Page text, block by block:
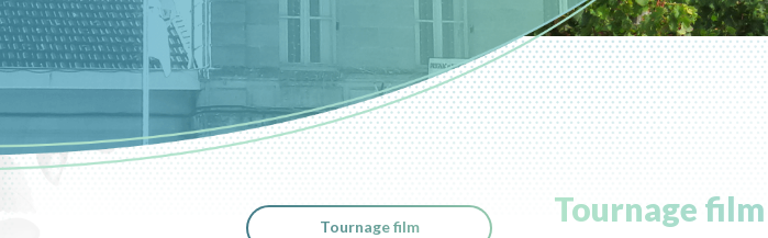
Tournage film Tournage film